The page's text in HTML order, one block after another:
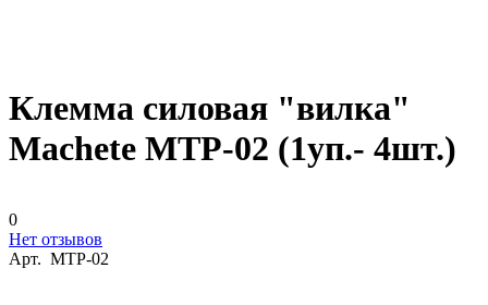
Клемма силовая "вилка"
Machete MTP-02 (1уп.- 4шт.)
0
Нет отзывов
Арт. MTP-02